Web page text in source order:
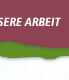
ARBEIT